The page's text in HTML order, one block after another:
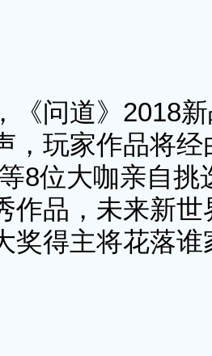
问道》2018新
，玩家作品将经
8位大咖亲自
作品，未来新
奖得主将花落